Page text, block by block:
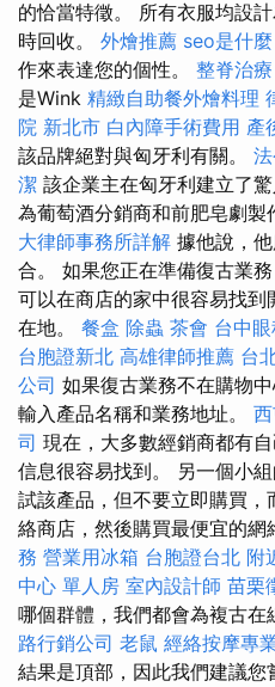
的恰當特徵。 所有衣服均設
時回收。 外燴推薦 seo是什麼
作來表達您的個性。 整脊治療
是Wink 精緻自助餐外燴料理
院 新北市 白內障手術費用 產
該品牌絕對與匈牙利有關。
潔 該企業主在匈牙利建立了
為葡萄酒分銷商和前肥皂劇製
大律師事務所詳解 據他說，
合。 如果您正在準備復古業
可以在商店的家中很容易找
在地。 餐盒 除蟲 茶會 台中
台胞證新北 高雄律師推薦 台
公司 如果復古業務不在購物
輸入產品名稱和業務地址。
司 現在，大多數經銷商都有
信息很容易找到。 另一個小
試該產品，但不要立即購買
絡商店，然後購買最便宜的網
務 營業用冰箱 台胞證台北 附
中心 單人房 室內設計師 苗栗
哪個群體，我們都會為複古在
路行銷公司 老鼠 經絡按摩專
結果是頂部，因此我們建議